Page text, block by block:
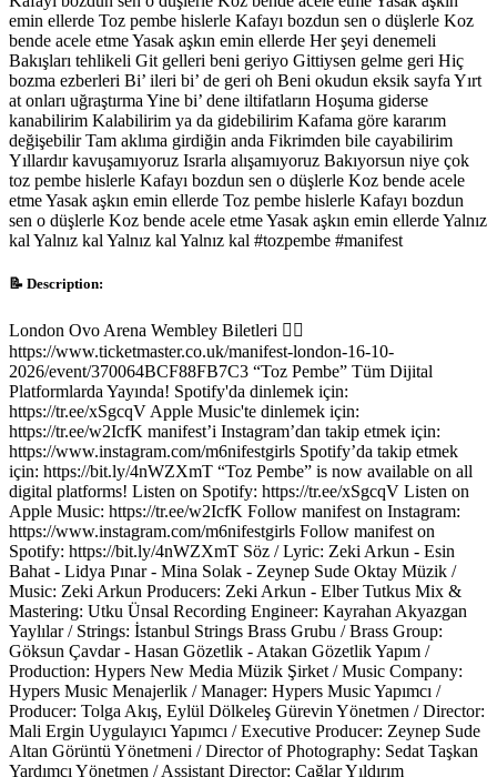
emin ellerde Toz pembe hislerle Kafayı bozdun sen o düşlerle Koz
bende acele etme Yasak aşkın emin ellerde Her şeyi denemeli
Bakışları tehlikeli Git gelleri beni geriyo Gittiysen gelme geri Hiç
bozma ezberleri Bi’ ileri bi’ de geri oh Beni okudun eksik sayfa Yırt
at onları uğraştırma Yine bi’ dene iltifatların Hoşuma giderse
kanabilirim Kalabilirim ya da gidebilirim Kafama göre kararım
değişebilir Tam aklıma girdiğin anda Fikrimden bile cayabilirim
Yıllardır kavuşamıyoruz Israrla alışamıyoruz Bakıyorsun niye çok
toz pembe hislerle Kafayı bozdun sen o düşlerle Koz bende acele
etme Yasak aşkın emin ellerde Toz pembe hislerle Kafayı bozdun
sen o düşlerle Koz bende acele etme Yasak aşkın emin ellerde Yalnız
kal Yalnız kal Yalnız kal Yalnız kal #tozpembe #manifest
📝 Description:
London Ovo Arena Wembley Biletleri 👉🏼
https://www.ticketmaster.co.uk/manifest-london-16-10-
2026/event/370064BCF88FB7C3 “Toz Pembe” Tüm Dijital
Platformlarda Yayında! Spotify'da dinlemek için:
https://tr.ee/xSgcqV Apple Music'te dinlemek için:
https://tr.ee/w2IcfK manifest’i Instagram’dan takip etmek için:
https://www.instagram.com/m6nifestgirls Spotify’da takip etmek
için: https://bit.ly/4nWZXmT “Toz Pembe” is now available on all
digital platforms! Listen on Spotify: https://tr.ee/xSgcqV Listen on
Apple Music: https://tr.ee/w2IcfK Follow manifest on Instagram:
https://www.instagram.com/m6nifestgirls Follow manifest on
Spotify: https://bit.ly/4nWZXmT Söz / Lyric: Zeki Arkun - Esin
Bahat - Lidya Pınar - Mina Solak - Zeynep Sude Oktay Müzik /
Music: Zeki Arkun Producers: Zeki Arkun - Elber Tutkus Mix &
Mastering: Utku Ünsal Recording Engineer: Kayrahan Akyazgan
Yaylılar / Strings: İstanbul Strings Brass Grubu / Brass Group:
Göksun Çavdar - Hasan Gözetlik - Atakan Gözetlik Yapım /
Production: Hypers New Media Müzik Şirket / Music Company:
Hypers Music Menajerlik / Manager: Hypers Music Yapımcı /
Producer: Tolga Akış, Eylül Dölkeleş Gürevin Yönetmen / Director:
Mali Ergin Uygulayıcı Yapımcı / Executive Producer: Zeynep Sude
Altan Görüntü Yönetmeni / Director of Photography: Sedat Taşkan
Yardımcı Yönetmen / Assistant Director: Çağlar Yıldırım